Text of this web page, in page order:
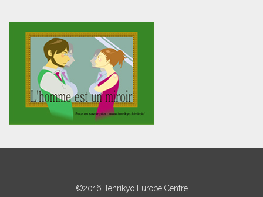
©2016 Tenrikyo Europe Centre